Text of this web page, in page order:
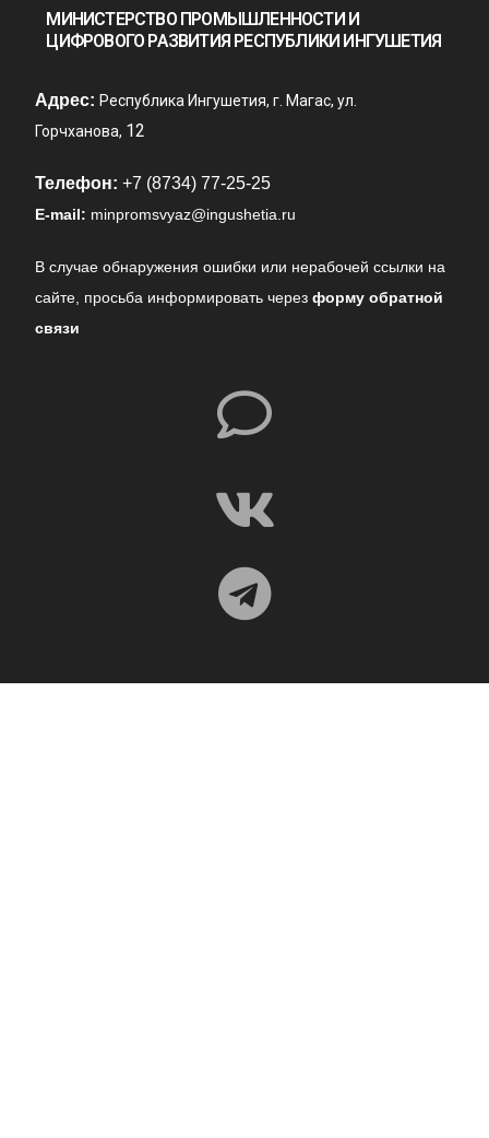
МИНИСТЕРСТВО ПРОМЫШЛЕННОСТИ И
ЦИФРОВОГО РАЗВИТИЯ РЕСПУБЛИКИ ИНГУШЕТИЯ
Адрес: Республика Ингушетия, г. Магас, ул.
Горчханова, 12
Телефон: +7 (8734) 77-25-25
E-mail: minpromsvyaz@ingushetia.ru
В случае обнаружения ошибки или нерабочей ссылки на
сайте, просьба информировать черезформу обратной
связи